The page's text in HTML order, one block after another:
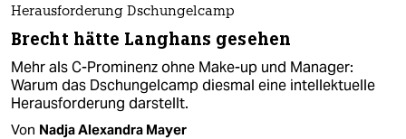
Herausforderung Dschungelcamp
Brecht hätte Langhans gesehen
Mehr als C-Prominenz ohne Make-up und Manager:
Warum das Dschungelcamp diesmal eine intellektuelle
Herausforderung darstellt.
Von Nadja Alexandra Mayer